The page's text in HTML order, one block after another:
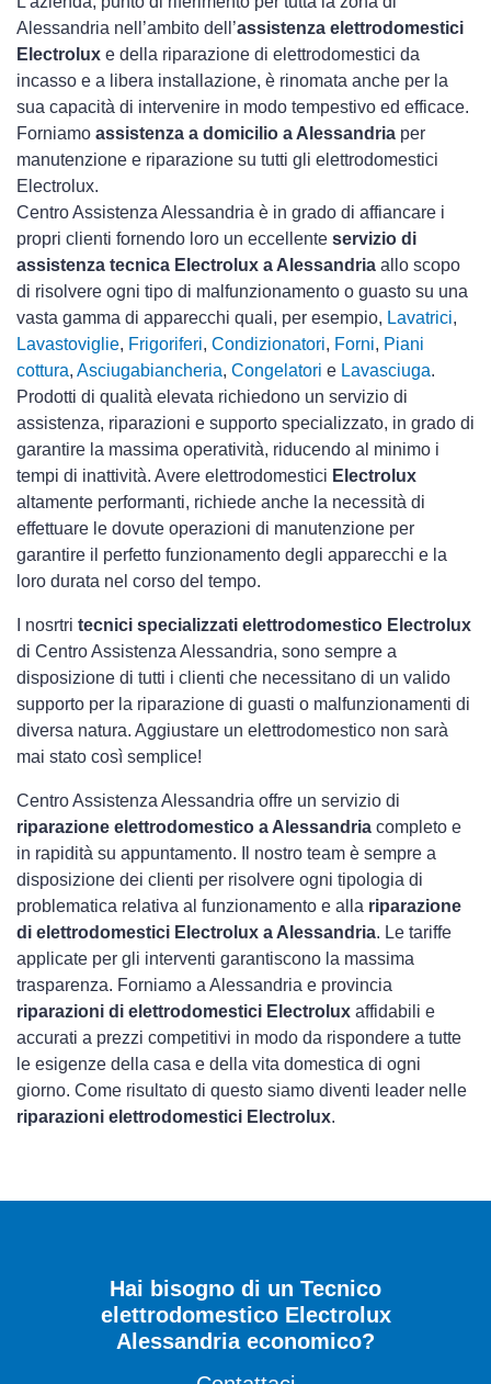
Alessandria nell’ambito dell’assistenza elettrodomestici
Electrolux e della riparazione di elettrodomestici da
incasso e a libera installazione, è rinomata anche per la
sua capacità di intervenire in modo tempestivo ed efficace.
Forniamo assistenza a domicilio a Alessandria per
manutenzione e riparazione su tutti gli elettrodomestici
Electrolux.
Centro Assistenza Alessandria è in grado di affiancare i
propri clienti fornendo loro un eccellente servizio di
assistenza tecnica Electrolux a Alessandria allo scopo
di risolvere ogni tipo di malfunzionamento o guasto su una
vasta gamma di apparecchi quali, per esempio, Lavatrici,
Lavastoviglie, Frigoriferi, Condizionatori, Forni, Piani
cottura, Asciugabiancheria, Congelatori e Lavasciuga.
Prodotti di qualità elevata richiedono un servizio di
assistenza, riparazioni e supporto specializzato, in grado di
garantire la massima operatività, riducendo al minimo i
tempi di inattività. Avere elettrodomestici Electrolux
altamente performanti, richiede anche la necessità di
effettuare le dovute operazioni di manutenzione per
garantire il perfetto funzionamento degli apparecchi e la
loro durata nel corso del tempo.
I nosrtri tecnici specializzati elettrodomestico Electrolux
di Centro Assistenza Alessandria, sono sempre a
disposizione di tutti i clienti che necessitano di un valido
supporto per la riparazione di guasti o malfunzionamenti di
diversa natura. Aggiustare un elettrodomestico non sarà
mai stato così semplice!
Centro Assistenza Alessandria offre un servizio di
riparazione elettrodomestico a Alessandria completo e
in rapidità su appuntamento. Il nostro team è sempre a
disposizione dei clienti per risolvere ogni tipologia di
problematica relativa al funzionamento e alla riparazione
di elettrodomestici Electrolux a Alessandria. Le tariffe
applicate per gli interventi garantiscono la massima
trasparenza. Forniamo a Alessandria e provincia
riparazioni di elettrodomestici Electrolux affidabili e
accurati a prezzi competitivi in modo da rispondere a tutte
le esigenze della casa e della vita domestica di ogni
giorno. Come risultato di questo siamo diventi leader nelle
riparazioni elettrodomestici Electrolux.
Hai bisogno di un Tecnico
elettrodomestico Electrolux
Alessandria economico?